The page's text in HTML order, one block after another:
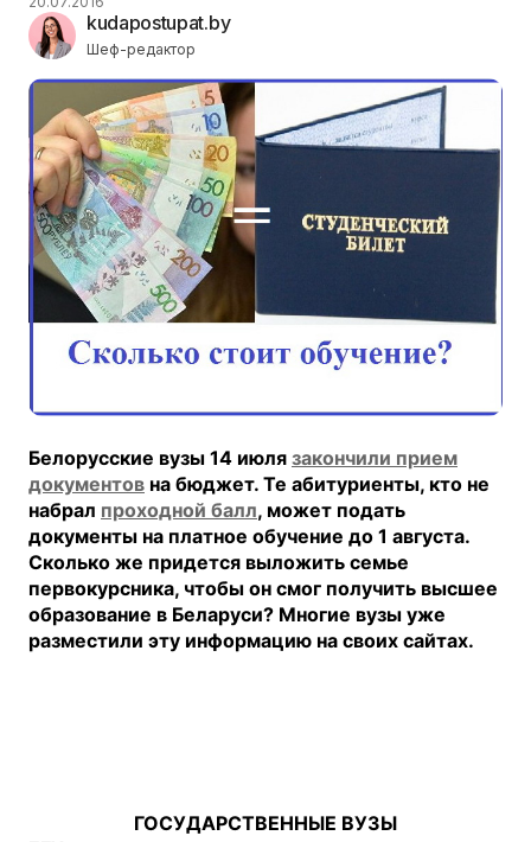
kudapostupat.by
Шеф-редактор
Белорусские вузы 14 июля закончили прием
документов на бюджет. Те абитуриенты, кто не
набрал проходной балл, может подать
документы на платное обучение до 1 августа.
Сколько же придется выложить семье
первокурсника, чтобы он смог получить высшее
образование в Беларуси? Многие вузы уже
разместили эту информацию на своих сайтах.
ГОСУДАРСТВЕННЫЕ ВУЗЫ